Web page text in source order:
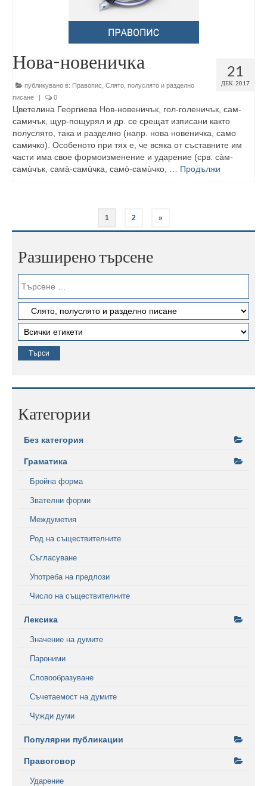
21
ДЕК. 2017
Нова-новеничка
публикувано в: Правопис Слято, полуслято и разделно
писане
| 0
Цветелина Георгиева Нов-новеничък, гол-голеничък, сам-
самичък, щур-пощурял и др. се срещат изписани както
полуслято, така и разделно (напр. нова новеничка, само
самичко). Особеното при тях е, че всяка от съставните им
части има свое формоизменение и ударение (срв. сàм-
самùчък, самà-самùчка, самò-самùчко, … Продължи
1 2 »
Разширено търсене
Категории
Без категория
Граматика
Бройна форма
Звателни форми
Междуметия
Род на съществителните
Съгласуване
Употреба на предлози
Число на съществителните
Лексика
Значение на думите
Пароними
Словообразуване
Съчетаемост на думите
Чужди думи
Популярни публикации
Правоговор
Ударение